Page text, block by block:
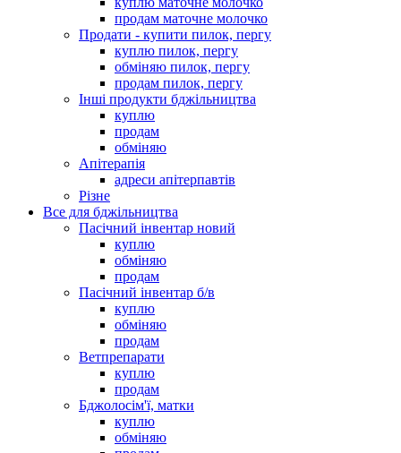
продам маточне молочко
Продати - купити пилок, пергу
куплю пилок, пергу
обміняю пилок, пергу
продам пилок, пергу
Інші продукти бджільництва
куплю
продам
обміняю
Апітерапія
адреси апітерпавтів
Різне
Все для бджільництва
Пасічний інвентар новий
куплю
обміняю
продам
Пасічний інвентар б/в
куплю
обміняю
продам
Ветпрепарати
куплю
продам
Бджолосім'ї, матки
куплю
обміняю